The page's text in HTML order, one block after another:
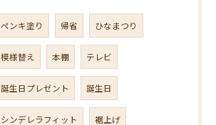
ペンキ塗り 帰省 ひなまつり
模様替え 本棚 テレビ
誕生日プレゼント 誕生日
シンデレラフィット 裾上げ